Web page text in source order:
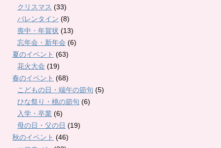
クリスマス (33)
バレンタイン (8)
喪中・年賀状 (13)
忘年会・新年会 (6)
夏のイベント (63)
花火大会 (19)
春のイベント (68)
こどもの日・端午の節句 (5)
ひな祭り・桃の節句 (6)
入学・卒業 (6)
母の日・父の日 (19)
秋のイベント (46)